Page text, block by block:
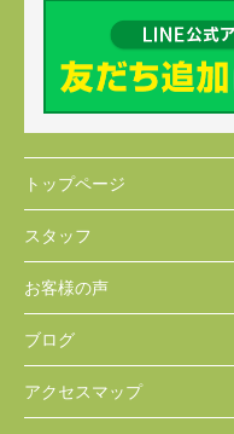
トップページ
スタッフ
お客様の声
ブログ
アクセスマップ